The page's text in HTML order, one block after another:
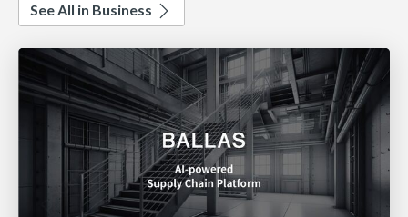
See All in Business